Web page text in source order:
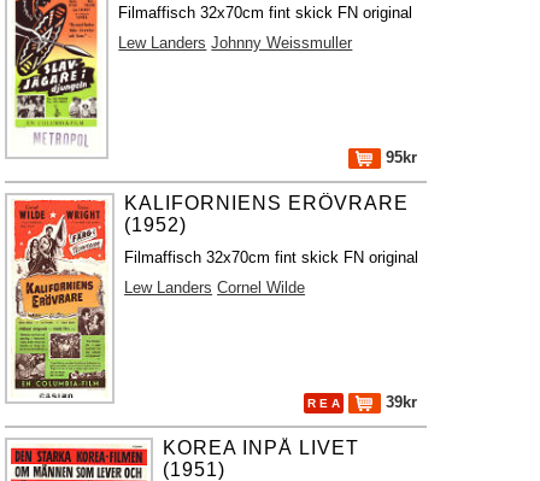
Filmaffisch 32x70cm fint skick FN original
Lew Landers Johnny Weissmuller
95kr
KALIFORNIENS ERÖVRARE
(1952)
Filmaffisch 32x70cm fint skick FN original
Lew Landers Cornel Wilde
R E A 39kr
KOREA INPÅ LIVET
(1951)